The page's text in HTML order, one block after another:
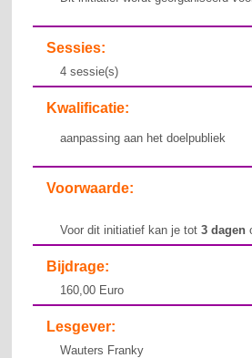
Sessies:
4 sessie(s)
Kwalificatie:
aanpassing aan het doelpubliek
Voorwaarde:
Voor dit initiatief kan je tot3 dagen
Bijdrage:
160,00 Euro
Lesgever:
Wauters Franky